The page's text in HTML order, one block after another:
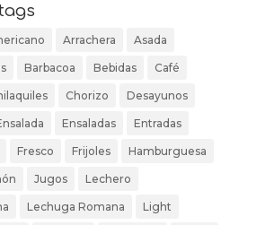
Arrachera Asada
Barbacoa Bebidas Café
Chorizo Desayunos
Ensaladas Entradas
Fresco Frijoles Hamburguesa
Jugos Lechero
Lechuga Romana Light